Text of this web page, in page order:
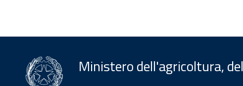
Ministero dell'agricoltura,